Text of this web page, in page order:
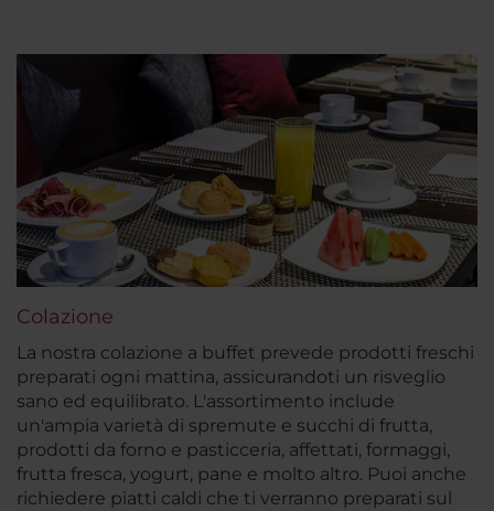
Colazione
La nostra colazione a buffet prevede prodotti freschi
preparati ogni mattina, assicurandoti un risveglio
sano ed equilibrato. L'assortimento include
un'ampia varietà di spremute e succhi di frutta,
prodotti da forno e pasticceria, affettati, formaggi,
frutta fresca, yogurt, pane e molto altro. Puoi anche
richiedere piatti caldi che ti verranno preparati sul